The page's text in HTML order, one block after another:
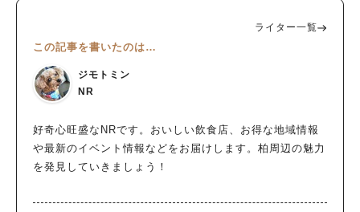
ライター一覧
この記事を書いたのは…
ジモトミン
NR
好奇心旺盛なNRです。おいしい飲食店、お得な地域情報
や最新のイベント情報などをお届けします。柏周辺の魅力
を発見していきましょう！